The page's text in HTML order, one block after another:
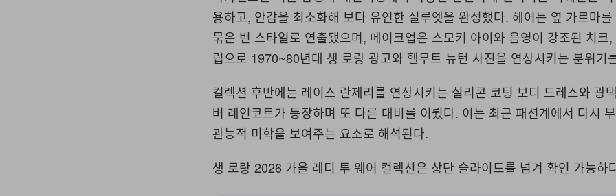
용하고, 안감을 최소화해 보다 유연한 실루엣을 완성했다. 헤어는 옆 가르마
묶은 번 스타일로 연출됐으며, 메이크업은 스모키 아이와 음영이 강조된 치크
립으로 1970~80년대 생 로랑 광고와 헬무트 뉴턴 사진을 연상시키는 분위기
컬렉션 후반에는 레이스 란제리를 연상시키는 실리콘 코팅 보디 드레스와 광
버 레인코트가 등장하며 또 다른 대비를 이뤘다. 이는 최근 패션계에서 다시
관능적 미학을 보여주는 요소로 해석된다.
생 로랑 2026 가을 레디 투 웨어 컬렉션은 상단 슬라이드를 넘겨 확인 가능하